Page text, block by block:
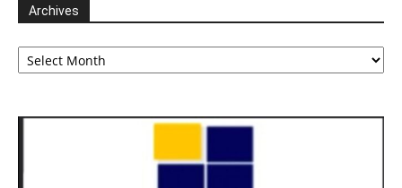
Archives
Archives